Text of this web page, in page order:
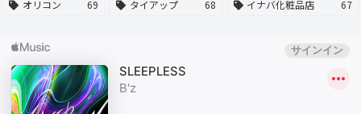
オリコン
69 タイアップ 68 イナバ化粧品店 67